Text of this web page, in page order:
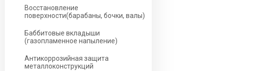
Восстановление
поверхности(барабаны, бочки, валы)
Баббитовые вкладыши
(газопламенное напыление)
Антикоррозийная защита
металлоконструкций